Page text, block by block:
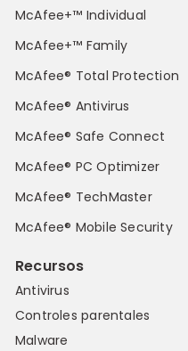
McAfee+™ Individual
McAfee+™ Family
McAfee® Total Protection
McAfee® Antivirus
McAfee® Safe Connect
McAfee® PC Optimizer
McAfee® TechMaster
McAfee® Mobile Security
Recursos
Antivirus
Controles parentales
Malware